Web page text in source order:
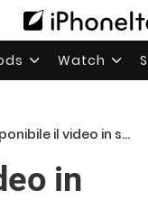
Watch
il video in streaming della conferenza Apple odierna
in